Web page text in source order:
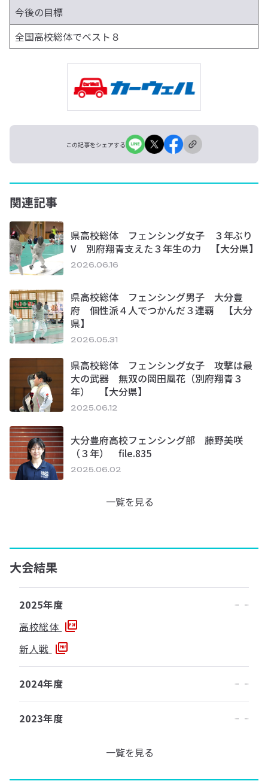
今後の目標
全国高校総体でベスト８
この記事をシェアする
関連記事
県高校総体 フェンシング女子 ３年ぶり
V 別府翔青支えた３年生の力 【大分県】
2026.06.16
県高校総体 フェンシング男子 大分豊
府 個性派４人でつかんだ３連覇 【大分
県】
2026.05.31
県高校総体 フェンシング女子 攻撃は最
大の武器 無双の岡田風花（別府翔青３
年） 【大分県】
2025.06.12
大分豊府高校フェンシング部 藤野美咲
（３年） file.835
2025.06.02
一覧を見る
大会結果
2025年度
高校総体
新人戦
2024年度
2023年度
一覧を見る